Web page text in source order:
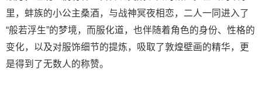
里，蚌族的小公主桑酒，与战神冥夜相恋，二人一同进入了
“般若浮生”的梦境，而服化道，也伴随着角色的身份、性格的
变化，以及对服饰细节的提炼，吸取了敦煌壁画的精华，更
是得到了无数人的称赞。